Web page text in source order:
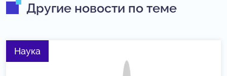
Другие новости по теме
Наука